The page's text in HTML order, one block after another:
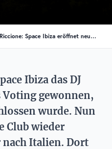
Space Riccione: Space Ibiza eröffnet neuen Club in Italien
Ibiza das DJ
Voting gewonnen,
wurde. Nun
Club wieder
Italien. Dort